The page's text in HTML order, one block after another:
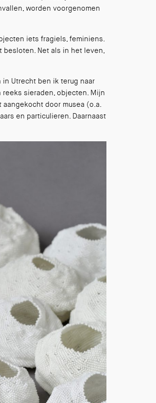
worden voorgenomen
iets fragiels, feminiens.
Net als in het leven,
Utrecht ben ik terug naar
reeks sieraden, objecten. Mijn
door musea (o.a.
en particulieren. Daarnaast